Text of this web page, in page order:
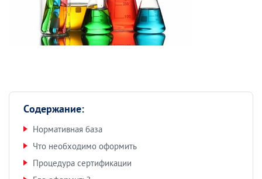
Содержание:
Нормативная база
Что необходимо оформить
Процедура сертификации